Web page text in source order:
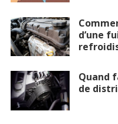
d’une
Quand
de